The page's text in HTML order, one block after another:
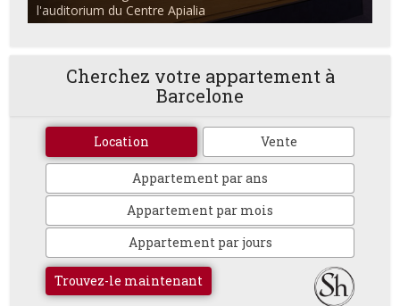
l'auditorium du Centre Apialia
Cherchez votre appartement à
Barcelone
Location Vente
Appartement par ans
Appartement par mois
Appartement par jours
Trouvez-le maintenant